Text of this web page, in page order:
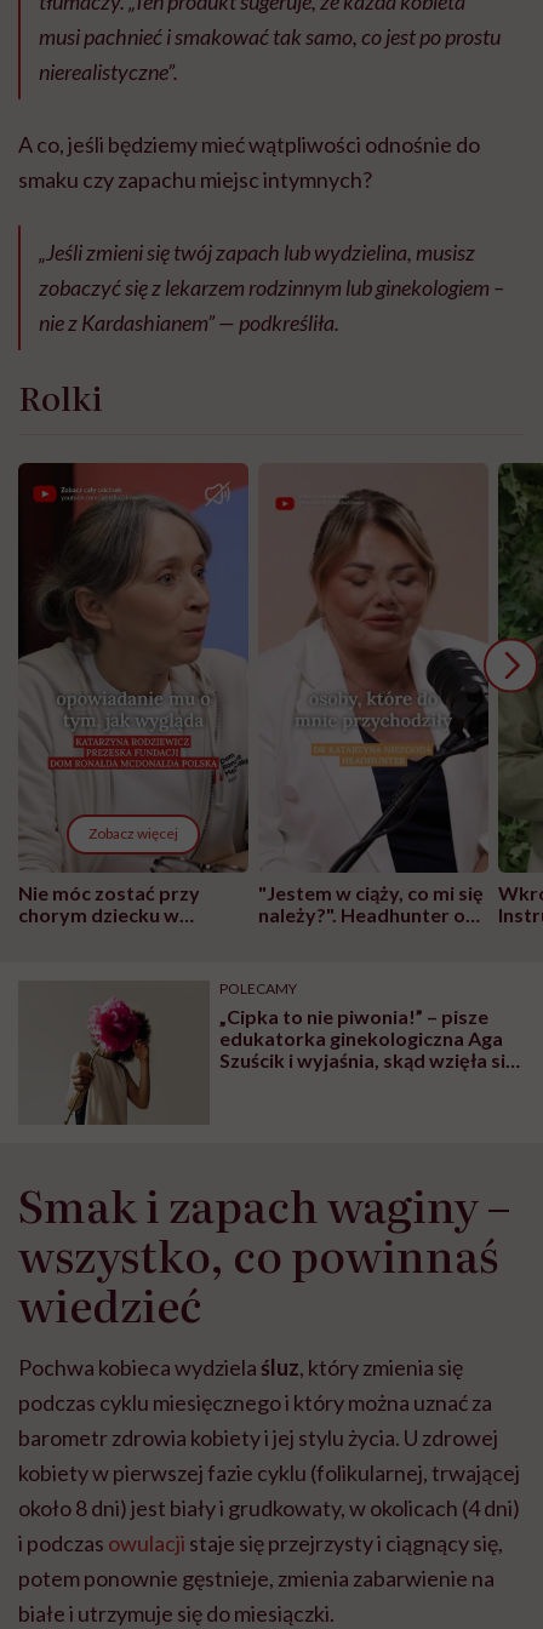
musi pachnieć i smakować tak samo, co jest po prostu
nierealistyczne”.
A co, jeśli będziemy mieć wątpliwości odnośnie do
smaku czy zapachu miejsc intymnych?
„Jeśli zmieni się twój zapach lub wydzielina, musisz
zobaczyć się z lekarzem rodzinnym lub ginekologiem –
nie z Kardashianem” — podkreśliła.
Rolki
Zobacz więcej
Nie móc zostać przy
chorym dziecku w
głupota i brak
wyobraźni"
"Jestem w ciąży, co mi się
należy?". Headhunter o
pracy
POLECAMY
„Cipka to nie piwonia!” – pisze
edukatorka ginekologiczna Aga
Szuścik i wyjaśnia, skąd wzięła się
Smak i zapach waginy –
wszystko, co powinnaś
wiedzieć
Pochwa kobieca wydzielaśluz, który zmienia się
podczas cyklu miesięcznego i który można uznać za
barometr zdrowia kobiety i jej stylu życia. U zdrowej
kobiety w pierwszej fazie cyklu (folikularnej, trwającej
około 8 dni) jest biały i grudkowaty, w okolicach (4 dni)
i podczas owulacji staje się przejrzysty i ciągnący się,
potem ponownie gęstnieje, zmienia zabarwienie na
białe i utrzymuje się do miesiączki.